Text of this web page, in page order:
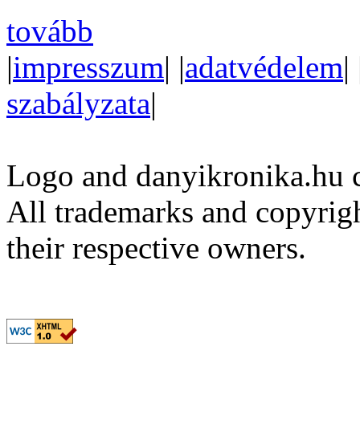
tovább
|impresszum| |adatvédelem|
szabályzata|
Logo and
All trademarks and
their respective owners.